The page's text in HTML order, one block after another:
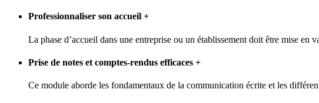
Professionnaliser son accueil +
La phase d’accueil dans une entreprise ou un établissement doit être mise
Prise de notes et comptes-rendus efficaces +
Ce module aborde les fondamentaux de la communication écrite et les